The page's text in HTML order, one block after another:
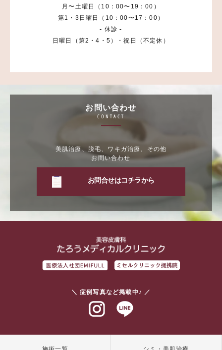
月〜土曜日（10：00〜19：00）
第1・3日曜日（10：00〜17：00）
- 休診 -
日曜日（第2・4・5）・祝日（不定休）
お問い合わせ
CONTACT
美肌治療、脱毛、ワキガ治療、その他
お問い合わせ
お問合せはコチラから
＼ 症例写真など掲載中♪ ／
インスタグラム